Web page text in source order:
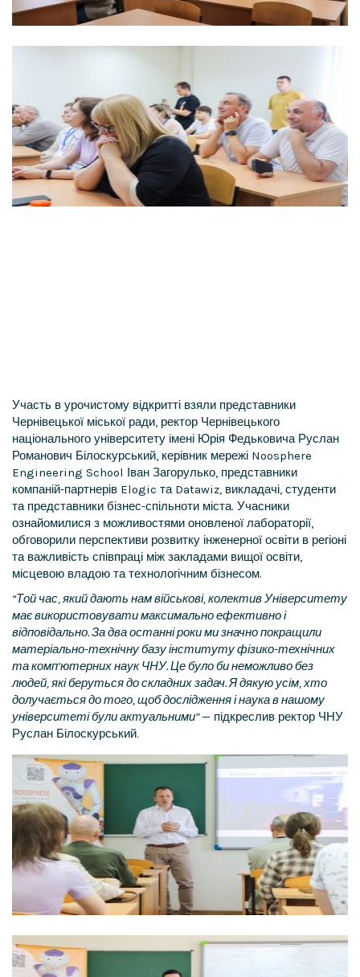
Участь в урочистому відкритті взяли представники
Чернівецької міської ради, ректор Чернівецького
національного університету імені Юрія Федьковича Руслан
Романович Білоскурський, керівник мережі Noosphere
Engineering School Іван Загорулько, представники
компаній-партнерів Elogic та Datawiz, викладачі, студенти
та представники бізнес-спільноти міста. Учасники
ознайомилися з можливостями оновленої лабораторії,
обговорили перспективи розвитку інженерної освіти в регіоні
та важливість співпраці між закладами вищої освіти,
місцевою владою та технологічним бізнесом.
“Той час, який дають нам військові, колектив Університету
має використовувати максимально ефективно і
відповідально. За два останні роки ми значно покращили
матеріально-технічну базу інституту фізико-технічних
та комп’ютерних наук ЧНУ. Це було би неможливо без
людей, які беруться до складних задач. Я дякую усім, хто
долучається до того, щоб дослідження і наука в нашому
університеті були актуальними”— підкреслив ректор ЧНУ
Руслан Білоскурський.